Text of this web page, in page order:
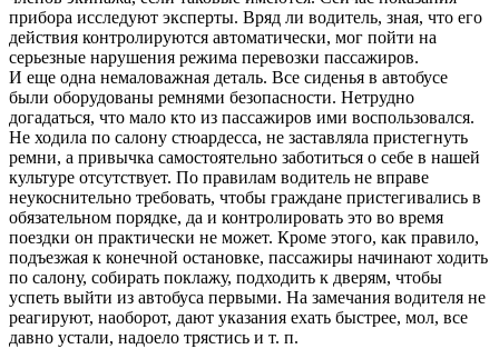
прибора исследуют эксперты. Вряд ли водитель, зная, что его
действия контролируются автоматически, мог пойти на
серьезные нарушения режима перевозки пассажиров.
И еще одна немаловажная деталь. Все сиденья в автобусе
были оборудованы ремнями безопасности. Нетрудно
догадаться, что мало кто из пассажиров ими воспользовался.
Не ходила по салону стюардесса, не заставляла пристегнуть
ремни, а привычка самостоятельно заботиться о себе в нашей
культуре отсутствует. По правилам водитель не вправе
неукоснительно требовать, чтобы граждане пристегивались в
обязательном порядке, да и контролировать это во время
поездки он практически не может. Кроме этого, как правило,
подъезжая к конечной остановке, пассажиры начинают ходить
по салону, собирать поклажу, подходить к дверям, чтобы
успеть выйти из автобуса первыми. На замечания водителя не
реагируют, наоборот, дают указания ехать быстрее, мол, все
давно устали, надоело трястись и т. п.